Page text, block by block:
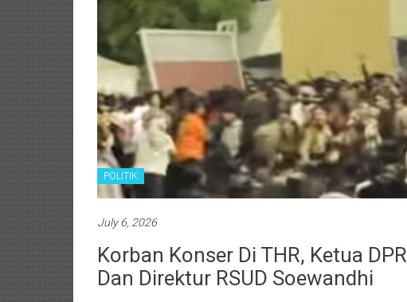
POLITIK
July 6, 2026
Korban Konser Di THR, Ketua
Dan Direktur RSUD Soewandhi